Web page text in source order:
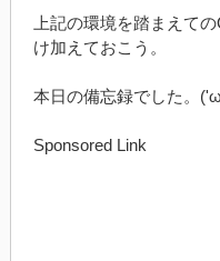
上記の環境を踏まえて
け加えておこう。
本日の備忘録でした。
Sponsored Link